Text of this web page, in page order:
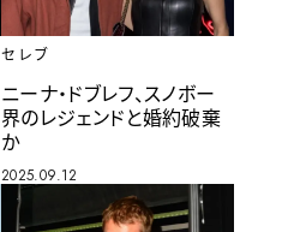
セレブ
ニーナ・ドブレフ、スノボー
界のレジェンドと婚約破棄
か
2025.09.12